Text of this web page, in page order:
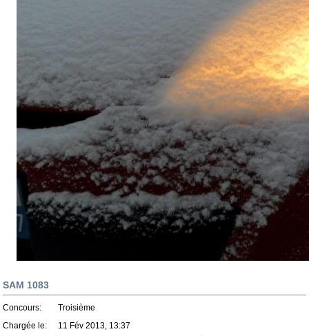
SAM 1083
Concours:
Troisième
Chargée le:
11 Fév 2013, 13:37